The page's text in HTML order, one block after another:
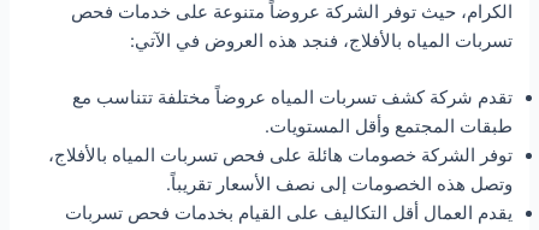
الكرام، حيث توفر الشركة عروضاً متنوعة على خدمات فحص
تسربات المياه بالأفلاج، فنجد هذه العروض في الآتي:
تقدم شركة كشف تسربات المياه عروضاً مختلفة تتناسب مع
طبقات المجتمع وأقل المستويات.
توفر الشركة خصومات هائلة على فحص تسربات المياه بالأفلاج،
وتصل هذه الخصومات إلى نصف الأسعار تقريباً.
يقدم العمال أقل التكاليف على القيام بخدمات فحص تسربات